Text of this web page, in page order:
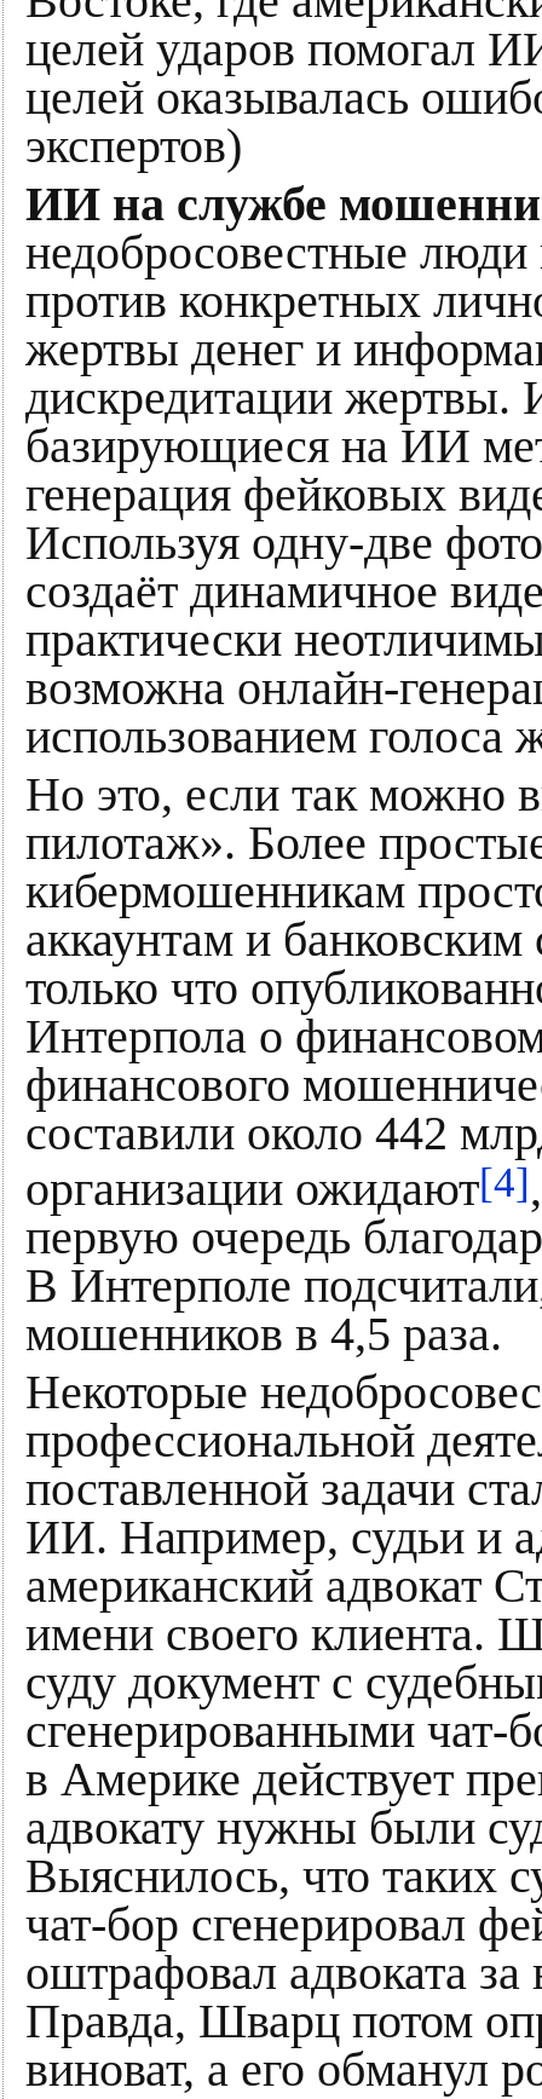
целей ударов помогал
целей оказывалась
экспертов)
ИИ на службе
недобросовестные
против конкретных
жертвы денег и
дискредитации жертвы.
базирующиеся на ИИ
генерация фейковых
Используя одну-две
создаёт динамичное
практически
возможна онлайн-
использованием голоса
Но это, если так можно
пилотаж». Более
кибермошенникам
аккаунтам и
только что
Интерпола о
финансового
составили около 442
организации ожидают[4]
первую очередь
В Интерполе
мошенников в 4,5 раза.
Некоторые
профессиональной
поставленной задачи
ИИ. Например, судьи и
американский адвокат
имени своего клиента.
суду документ с
сгенерированными чат-
в Америке действует
адвокату нужны были
Выяснилось, что таких
чат-бор сгенерировал
оштрафовал адвоката за
Правда, Шварц потом
виноват, а его обманул